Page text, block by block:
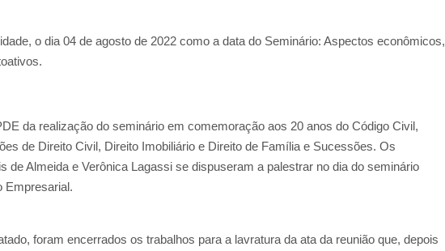
o dia 04 de agosto de 2022 como a data do Seminário: Aspectos econômicos,
da realização do seminário em comemoração aos 20 anos do Código Civil,
de Direito Civil, Direito Imobiliário e Direito de Família e Sucessões. Os
de Almeida e Verônica Lagassi se dispuseram a palestrar no dia do seminário
Empresarial.
foram encerrados os trabalhos para a lavratura da ata da reunião que, depois